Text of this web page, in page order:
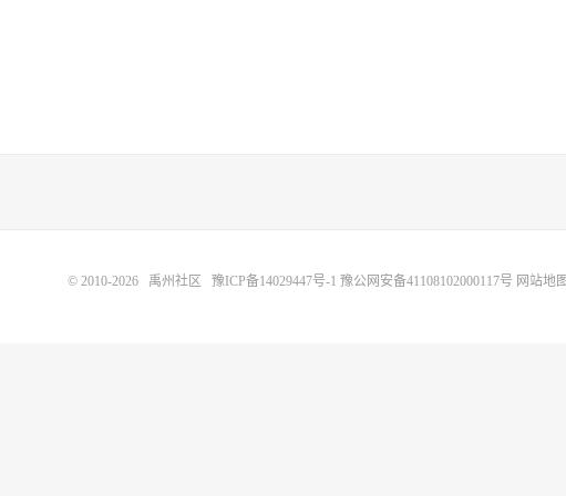
© 2010-2026 禹州社区 豫ICP备14029447号-1 豫公网安备41108102000117号 网站地